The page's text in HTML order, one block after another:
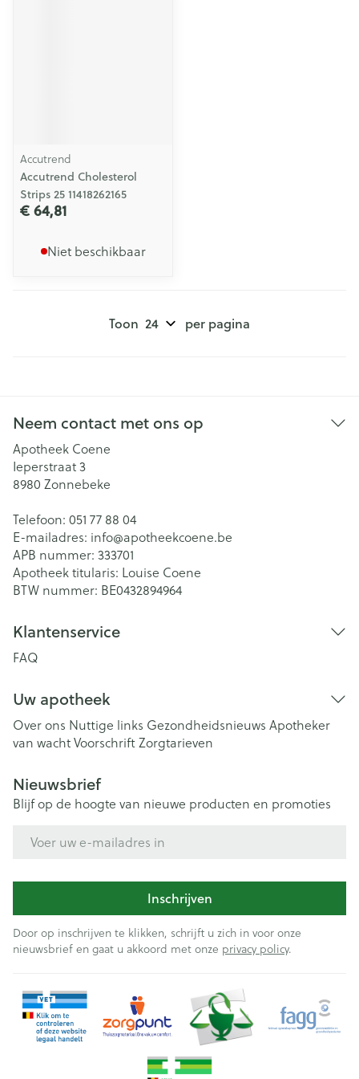
Accutrend
Accutrend Cholesterol
Strips 25 11418262165
€ 64,81
Niet beschikbaar
Toon per pagina
Neem contact met ons op
Apotheek Coene
Ieperstraat 3
8980 Zonnebeke
Telefoon: 051 77 88 04
E-mailadres: info@apotheekcoene.be
APB nummer: 333701
Apotheek titularis: Louise Coene
BTW nummer: BE0432894964
Klantenservice
FAQ
Uw apotheek
Over ons Nuttige links Gezondheidsnieuws Apotheker
van wachtVoorschriftZorgtarieven
Nieuwsbrief
Blijf op de hoogte van nieuwe producten en promoties
Inschrijven
Door op inschrijven te klikken, schrijft u zich in voor onze
nieuwsbrief en gaat u akkoord met onze privacy policy.